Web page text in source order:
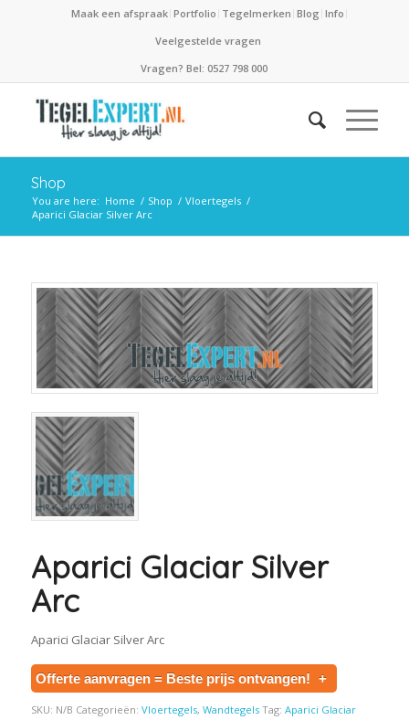
Maak een afspraak Portfolio Tegelmerken Blog Info
Veelgestelde vragen
Vragen? Bel: 0527 798 000
Shop
You are here: Home / Shop / Vloertegels /
Aparici Glaciar Silver Arc
Aparici Glaciar Silver
Arc
Aparici Glaciar Silver Arc
Offerte aanvragen = Beste prijs ontvangen! +
SKU: N/B Categorieën: Vloertegels, Wandtegels Tag: Aparici Glaciar